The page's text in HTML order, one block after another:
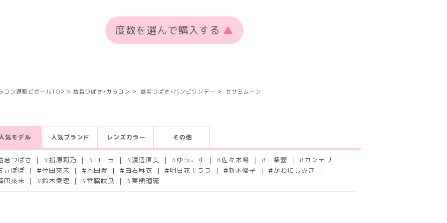
度数を選んで購入する ▲
コン通販ビガールTOP 益若つばさ×カラコン 益若つばさ×バンビワンデー セサミムーン
気モデル 人気ブランド レンズカラー その他
若つばさ #指原莉乃 # ローラ #渡辺直美 #ゆうこす #佐々木希 #一条響 # カンテリ
ぃぽぽ #倖田來未 #本田翼 # 白石麻衣 #明日花キララ #新木優子 #かわにしみき
田來未 #鈴木愛理 #宮脇咲良 #実熊瑠琉